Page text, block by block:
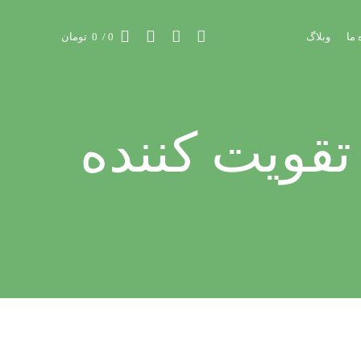
ما وبلاگ 0
/ تومان
کننده